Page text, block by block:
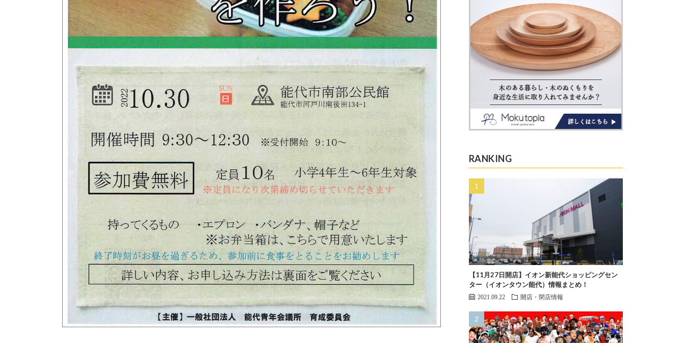
RANKING
【11月27日開店】イオン新能代ショッピングセン
ター（イオンタウン能代）情報まとめ！
2021.09.22 開店・閉店情報